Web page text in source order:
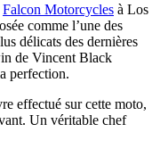
Falcon Motorcycles à Los
comme l’une des
délicats des dernières
de Vincent Black
perfection.
effectué sur cette moto,
Un véritable chef